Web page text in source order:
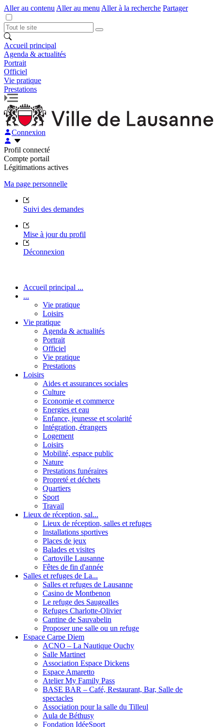
Aller au contenu Aller au menu Aller à la recherche Partager
Accueil principal
Agenda & actualités
Portrait
Officiel
Vie pratique
Prestations
Connexion
Profil connecté
Compte portail
Légitimations actives
Ma page personnelle
Suivi des demandes
Mise à jour du profil
Déconnexion
Accueil principal ...
...
Vie pratique
Loisirs
Vie pratique
Agenda & actualités
Portrait
Officiel
Vie pratique
Prestations
Loisirs
Aides et assurances sociales
Culture
Economie et commerce
Energies et eau
Enfance, jeunesse et scolarité
Intégration, étrangers
Logement
Loisirs
Mobilité, espace public
Nature
Prestations funéraires
Propreté et déchets
Quartiers
Sport
Travail
Lieux de réception, sal...
Lieux de réception, salles et refuges
Installations sportives
Places de jeux
Balades et visites
Cartoville Lausanne
Fêtes de fin d'année
Salles et refuges de La...
Salles et refuges de Lausanne
Casino de Montbenon
Le refuge des Saugealles
Refuges Charlotte-Olivier
Cantine de Sauvabelin
Proposer une salle ou un refuge
Espace Carpe Diem
ACNO – La Nautique Ouchy
Salle Martinet
Association Espace Dickens
Espace Amaretto
Atelier My Family Pass
BASE BAR – Café, Restaurant, Bar, Salle de
spectacles
Association pour la salle du Tilleul
Aula de Béthusy
Fondation IdéeSport